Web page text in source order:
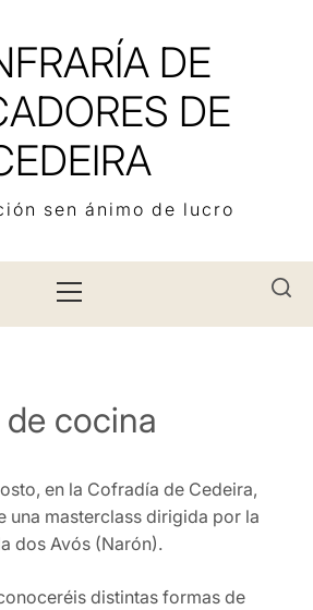
DE
DE
sen ánimo de lucro
principal
cocina
en la Cofradía de Cedeira,
una masterclass dirigida por la
dos Avós (Narón).
distintas formas de